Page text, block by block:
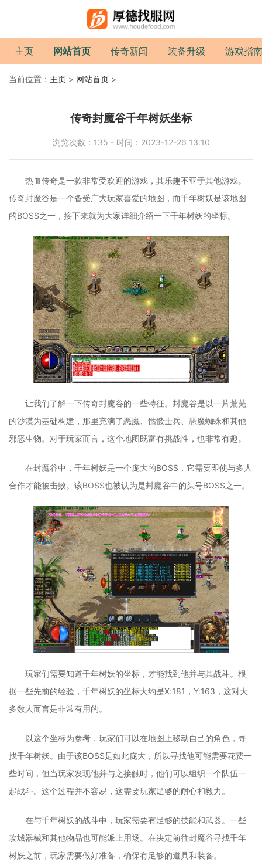
主页 网站首页 传奇新闻 装备升级 游戏指南
当前位置： 主页 > 网站首页 >
传奇封魔谷千年树妖坐标
浏览次数：135 - 时间：2023-12-26 13:10
热血传奇是一款非常受欢迎的游戏，其乐趣不亚于其他游戏。
传奇封魔谷是一个备受广大玩家喜爱的地图，而千年树妖是该地图
的BOSS之一，接下来就为大家详细介绍一下千年树妖的坐标。
让我们了解一下传奇封魔谷的一些特征。封魔谷是以一片荒芜
的沙漠为基础构建，那里充满了恶魔、骷髅士兵、恶魔蜘蛛和其他
邪恶生物。对于玩家而言，这个地图既富有挑战性，也非常有趣。
在封魔谷中，千年树妖是一个庞大的BOSS，它需要即使与多人
合作才能被击败。该BOSS也被认为是封魔谷中的头号BOSS之一。
玩家们需要知道千年树妖的坐标，才能找到他并与其战斗。根
据一些先前的经验，千年树妖的坐标大约是X:181，Y:163，这对大
多数人而言是非常有用的。
以这个坐标为参考，玩家们可以在地图上移动自己的角色，寻
找千年树妖。由于该BOSS是如此庞大，所以寻找他可能需要花费一
些时间，但当玩家发现他并与之接触时，他们可以组织一个队伍一
起战斗。这个过程并不容易，这需要玩家足够的耐心和毅力。
在与千年树妖的战斗中，玩家需要有足够的技能和武器。一些
攻城器械和其他物品也可能派上用场。在决定前往封魔谷寻找千年
树妖之前，玩家需要做好准备，确保有足够的道具和装备。